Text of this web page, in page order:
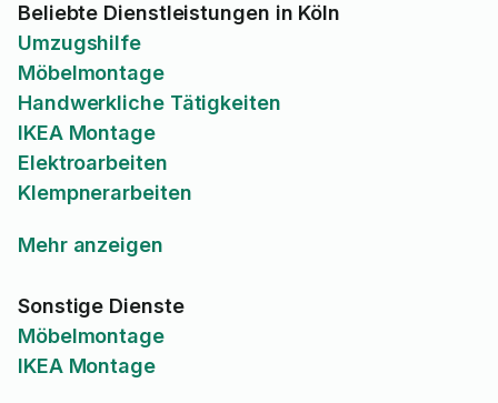
Beliebte Dienstleistungen in Köln
Umzugshilfe
Möbelmontage
Handwerkliche Tätigkeiten
IKEA Montage
Elektroarbeiten
Klempnerarbeiten
Mehr anzeigen
Sonstige Dienste
Möbelmontage
IKEA Montage